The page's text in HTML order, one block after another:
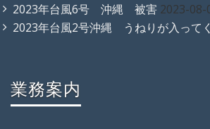
2023年台風6号 沖縄 被害 2023-08-
2023年台風2号沖縄 うねりが入って
業務案内